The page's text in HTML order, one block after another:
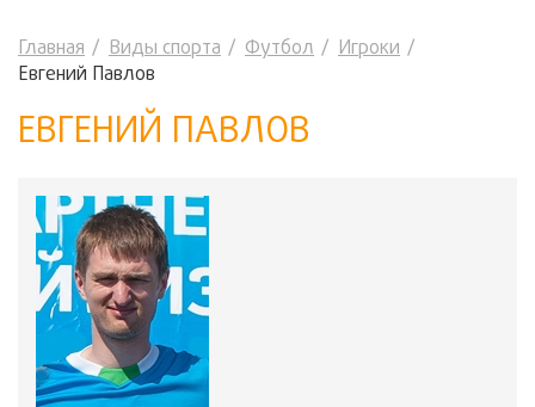
Главная Виды спорта Футбол
Игроки
Евгений Павлов
ЕВГЕНИЙ ПАВЛОВ